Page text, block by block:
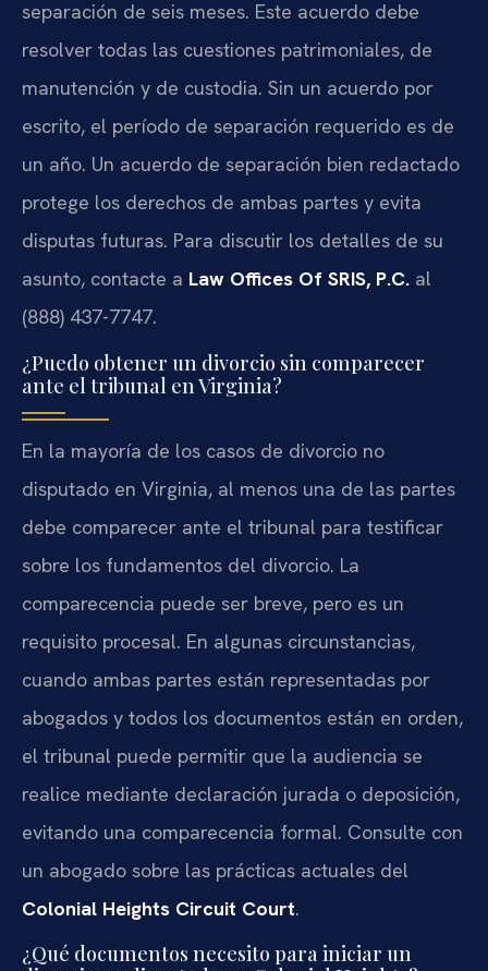
separación de seis meses. Este acuerdo debe
resolver todas las cuestiones patrimoniales, de
manutención y de custodia. Sin un acuerdo por
escrito, el período de separación requerido es de
un año. Un acuerdo de separación bien redactado
protege los derechos de ambas partes y evita
disputas futuras. Para discutir los detalles de su
asunto, contacte a Law Offices Of SRIS, P.C. al
(888) 437-7747.
¿Puedo obtener un divorcio sin comparecer
ante el tribunal en Virginia?
En la mayoría de los casos de divorcio no
disputado en Virginia, al menos una de las partes
debe comparecer ante el tribunal para testificar
sobre los fundamentos del divorcio. La
comparecencia puede ser breve, pero es un
requisito procesal. En algunas circunstancias,
cuando ambas partes están representadas por
abogados y todos los documentos están en orden,
el tribunal puede permitir que la audiencia se
realice mediante declaración jurada o deposición,
evitando una comparecencia formal. Consulte con
un abogado sobre las prácticas actuales del
Colonial Heights Circuit Court.
¿Qué documentos necesito para iniciar un